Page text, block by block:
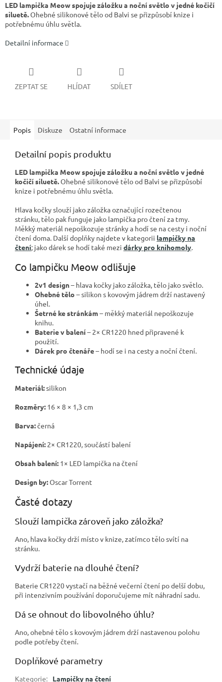
LED lampička Meow spojuje záložku a noční světlo v jedné kočičí
siluetě.Ohebné silikonové tělo od Balvi se přizpůsobí knize i
potřebnému úhlu světla.
Detailní informace
ZEPTAT SE HLÍDAT SDÍLET
Popis Diskuze Ostatní informace
Detailní popis produktu
LED lampička Meow spojuje záložku a noční světlo v jedné
kočičí siluetě.Ohebné silikonové tělo od Balvi se přizpůsobí
knize i potřebnému úhlu světla.
Hlava kočky slouží jako záložka označující rozečtenou
stránku, tělo pak funguje jako lampička pro čtení za tmy.
Měkký materiál nepoškozuje stránky a hodí se na cesty i noční
čtení doma. Další doplňky najdete v kategorii lampičky na
čtení; jako dárek se hodí také mezi dárky pro knihomoly.
Co lampičku Meow odlišuje
2v1 design– hlava kočky jako záložka, tělo jako světlo.
Ohebné tělo – silikon s kovovým jádrem drží nastavený
úhel.
Šetrné ke stránkám– měkký materiál nepoškozuje
knihu.
Baterie v balení– 2× CR1220 hned připravené k
použití.
Dárek pro čtenáře– hodí se i na cesty a noční čtení.
Technické údaje
Materiál:silikon
Rozměry: 16 × 8 × 1,3 cm
Barva:černá
Napájení: 2× CR1220, součástí balení
Obsah balení: 1× LED lampička na čtení
Design by:Oscar Torrent
Časté dotazy
Slouží lampička zároveň jako záložka?
Ano, hlava kočky drží místo v knize, zatímco tělo svítí na
stránku.
Vydrží baterie na dlouhé čtení?
Baterie CR1220 vystačí na běžné večerní čtení po delší dobu,
při intenzivním používání doporučujeme mít náhradní sadu.
Dá se ohnout do libovolného úhlu?
Ano, ohebné tělo s kovovým jádrem drží nastavenou polohu
podle potřeby čtení.
Doplňkové parametry
Kategorie:
Lampičky na čtení